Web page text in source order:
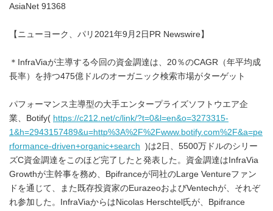
AsiaNet 91368
【ニューヨーク、パリ2021年9月2日PR Newswire】
＊InfraViaが主導する今回の資金調達は、20％のCAGR（年平均成
長率）を持つ475億ドルのオーガニック検索市場がターゲット
パフォーマンス主導型の大手エンタープライズソフトウエア企
業、Botify( https://c212.net/c/link/?t=0&l=en&o=3273315-
1&h=2943157489&u=http%3A%2F%2Fwww.botify.com%2F&a=pe
rformance-driven+organic+search )は2日、5500万ドルのシリー
ズC資金調達をこのほど完了したと発表した。資金調達はInfraVia
Growthが主幹事を務め、Bpifranceが同社のLarge Ventureファン
ドを通じて、また既存投資家のEurazeoおよびVentechが、それぞ
れ参加した。InfraViaからはNicolas Herschtel氏が、Bpifrance